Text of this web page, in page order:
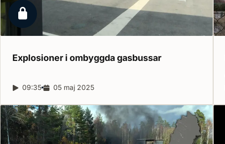
Låst reportage
Explosioner i ombyggdagasbussar
Reportagelängd:
09:35 Releasedatum:
05 maj 2025